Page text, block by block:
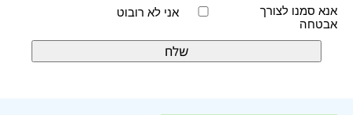
אנא סמנו לצורך
אבטחה
אני לא רובוט